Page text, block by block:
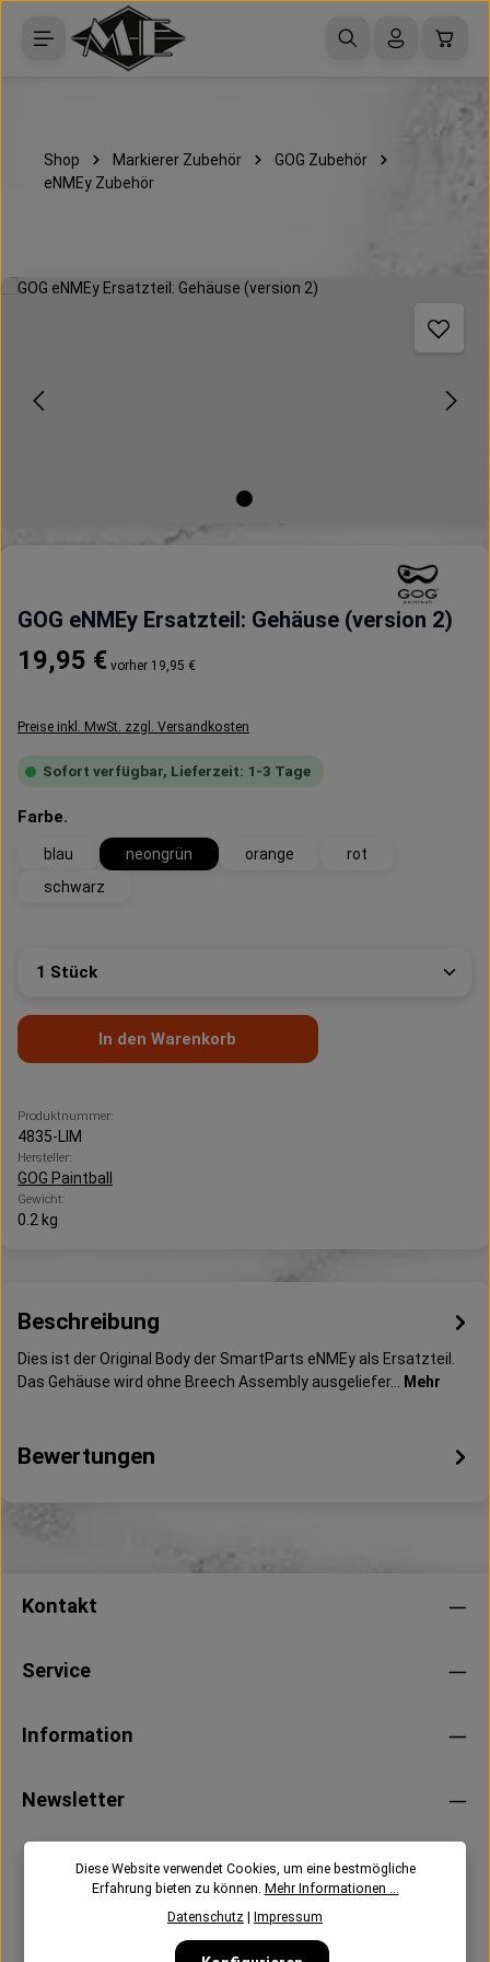
Zum Hauptinhalt springen
Shop Markierer Zubehör
GOG Zubehör
eNMEy Zubehör
Bildergalerie überspringen
GOG eNMEy Ersatzteil: Gehäuse (version 2)
Regulärer Preis:
19,95 € vorher 19,95 €
Preise inkl. MwSt. zzgl. Versandkosten
Sofort verfügbar, Lieferzeit: 1-3 Tage
Farbe.
blau neongrün orange
rot
schwarz
Produkt Anzahl: Gib den gewünschten Wert ein
In den Warenkorb
Produktnummer:
4835-LIM
Hersteller:
GOG Paintball
Gewicht:
0.2 kg
Beschreibung
Dies ist der Original Body der SmartParts eNMEy als Ersatzteil.
Das Gehäuse wird ohne Breech Assembly ausgeliefer…
Mehr
Bewertungen
Kontakt
Service
Information
Newsletter
Diese Website verwendet Cookies, um eine bestmögliche
Erfahrung bieten zu können. Mehr Informationen ...
Datenschutz
Impressum